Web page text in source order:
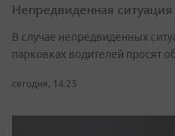
Непредвиденная ситуация
В случае непредвиденных
парковках водителей просят
сегодня, 14:25